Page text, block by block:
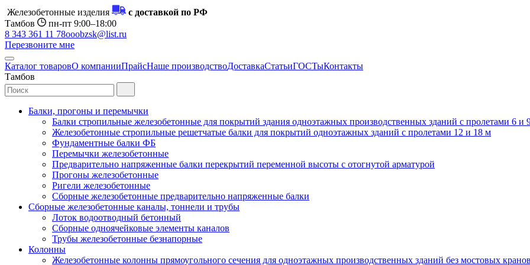
Железобетонные изделия
с доставкой по РФ
Тамбов
пн-пт 9:00–18:00
8 343 361 11 78ooobzsk@list.ru
Перезвоните мне
Каталог товаровО компанииПрайсНаше производствоДоставкаСтатьиГОСТыКонтакты
Тамбов
Балки, прогоны и перемычки
Балки стропильные железобетонные для покрытий здания одноэтажных производственных зданий с пролетами 6
Железобетонные стропильные решетчатые балки для покрытий одноэтажных зданий с пролетами 12 и 18 м
Фундаментные балки ФБ
Перемычки железобетонные
Предварительно напряженные балки перекрытий переменной высоты с отогнутой арматурой
Прогоны железобетонные
Ригели железобетонные
Сборные железобетонные предварительно напряженные балки
Сборные железобетонные каналы, тоннели и трубы
Лоток водоотводный бетонный
Сборные одноячейковые элементы каналов
Трубы железобетонные безнапорные
Колонны
Железобетонные колонны прямоугольного сечения для одноэтажных производственных зданий без мостовых кранов